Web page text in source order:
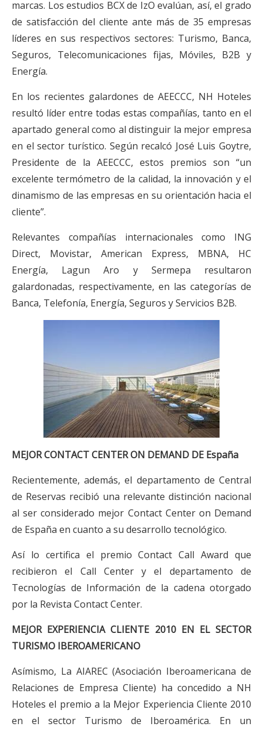
marcas. Los estudios BCX de IzO evalúan, así, el grado
de satisfacción del cliente ante más de 35 empresas
líderes en sus respectivos sectores: Turismo, Banca,
Seguros, Telecomunicaciones fijas, Móviles, B2B y
Energía.
En los recientes galardones de AEECCC, NH Hoteles
resultó líder entre todas estas compañías, tanto en el
apartado general como al distinguir la mejor empresa
en el sector turístico. Según recalcó José Luis Goytre,
Presidente de la AEECCC, estos premios son “un
excelente termómetro de la calidad, la innovación y el
dinamismo de las empresas en su orientación hacia el
cliente”.
Relevantes compañías internacionales como ING
Direct, Movistar, American Express, MBNA, HC
Energía, Lagun Aro y Sermepa resultaron
galardonadas, respectivamente, en las categorías de
Banca, Telefonía, Energía, Seguros y Servicios B2B.
MEJOR CONTACT CENTER ON DEMAND DE España
Recientemente, además, el departamento de Central
de Reservas recibió una relevante distinción nacional
al ser considerado mejor Contact Center on Demand
de España en cuanto a su desarrollo tecnológico.
Así lo certifica el premio Contact Call Award que
recibieron el Call Center y el departamento de
Tecnologías de Información de la cadena otorgado
por la Revista Contact Center.
MEJOR EXPERIENCIA CLIENTE 2010 EN EL SECTOR
TURISMO IBEROAMERICANO
Asímismo, La AIAREC (Asociación Iberoamericana de
Relaciones de Empresa Cliente) ha concedido a NH
Hoteles el premio a la Mejor Experiencia Cliente 2010
en el sector Turismo de Iberoamérica. En un